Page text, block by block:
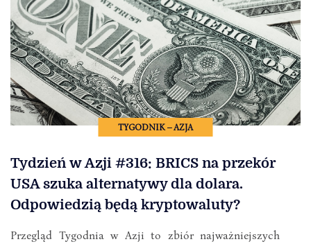
TYGODNIK – AZJA
Tydzień w Azji #316: BRICS na przekór
USA szuka alternatywy dla dolara.
Odpowiedzią będą kryptowaluty?
Przegląd Tygodnia w Azji to zbiór najważniejszych